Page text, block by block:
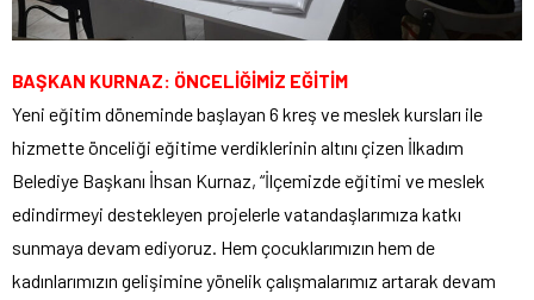
BAŞKAN KURNAZ: ÖNCELİĞİMİZ EĞİTİM
Yeni eğitim döneminde başlayan 6 kreş ve meslek kursları ile
hizmette önceliği eğitime verdiklerinin altını çizen İlkadım
Belediye Başkanı İhsan Kurnaz, “İlçemizde eğitimi ve meslek
edindirmeyi destekleyen projelerle vatandaşlarımıza katkı
sunmaya devam ediyoruz. Hem çocuklarımızın hem de
kadınlarımızın gelişimine yönelik çalışmalarımız artarak devam